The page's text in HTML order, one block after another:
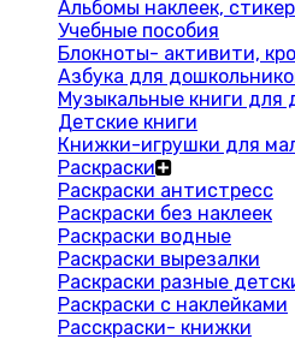
Альбомы наклеек,
Учебные пособия
Блокноты- активити,
Азбука для
Музыкальные книги для
Детские книги
Книжки-игрушки для
Раскраски
Раскраски антистресс
Раскраски без наклеек
Раскраски водные
Раскраски вырезалки
Раскраски разные
Раскраски с наклейками
Расскраски- книжки